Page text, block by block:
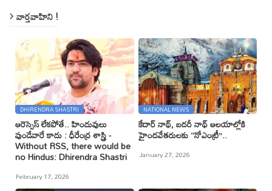
వార్తవాహిని !
DHIRENDRA SHASTRI
ఆరెస్సెస్ లేకపోతే.. హిందువులు
వుండేవారే కాదు : ధీరేంద్ర శాస్త్రి -
Without RSS, there would be
no Hindus: Dhirendra Shastri
February 17, 2026
NATIONAL NEWS
కేదార్ నాథ్, బదరీ నాథ్ ఆలయాల్లోకి
హైందవేతరులకు ‘‘నోఎంట్రీ’’..
January 27, 2026